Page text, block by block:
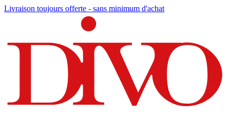
Livraison toujours offerte - sans minimum d'achat